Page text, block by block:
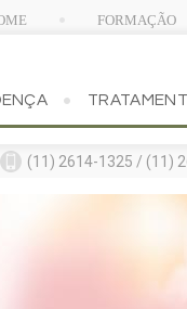
FORMAÇÃO
(11) 2614-1325 / (11)